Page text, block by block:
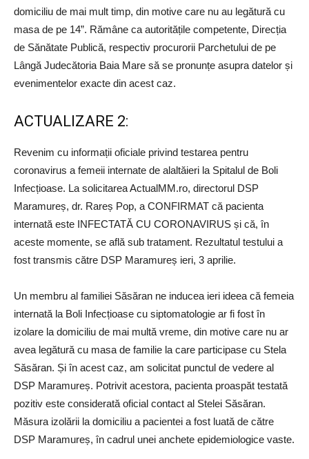
domiciliu de mai mult timp, din motive care nu au legătură cu
masa de pe 14”. Rămâne ca autoritățile competente, Direcția
de Sănătate Publică, respectiv procurorii Parchetului de pe
Lângă Judecătoria Baia Mare să se pronunțe asupra datelor și
evenimentelor exacte din acest caz.
ACTUALIZARE 2:
Revenim cu informații oficiale privind testarea pentru
coronavirus a femeii internate de alaltăieri la Spitalul de Boli
Infecțioase. La solicitarea ActualMM.ro, directorul DSP
Maramureș, dr. Rareș Pop, a CONFIRMAT că pacienta
internată este INFECTATĂ CU CORONAVIRUS și că, în
aceste momente, se află sub tratament. Rezultatul testului a
fost transmis către DSP Maramureș ieri, 3 aprilie.
Un membru al familiei Săsăran ne inducea ieri ideea că femeia
internată la Boli Infecțioase cu siptomatologie ar fi fost în
izolare la domiciliu de mai multă vreme, din motive care nu ar
avea legătură cu masa de familie la care participase cu Stela
Săsăran. Și în acest caz, am solicitat punctul de vedere al
DSP Maramureș. Potrivit acestora, pacienta proaspăt testată
pozitiv este considerată oficial contact al Stelei Săsăran.
Măsura izolării la domiciliu a pacientei a fost luată de către
DSP Maramureș, în cadrul unei anchete epidemiologice vaste.